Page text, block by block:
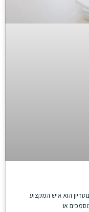
הוא איש המקצוע
או